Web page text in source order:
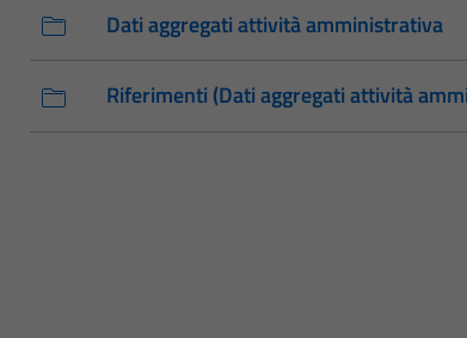
Dati aggregati attività amministrativa
Riferimenti (Dati aggregati attività